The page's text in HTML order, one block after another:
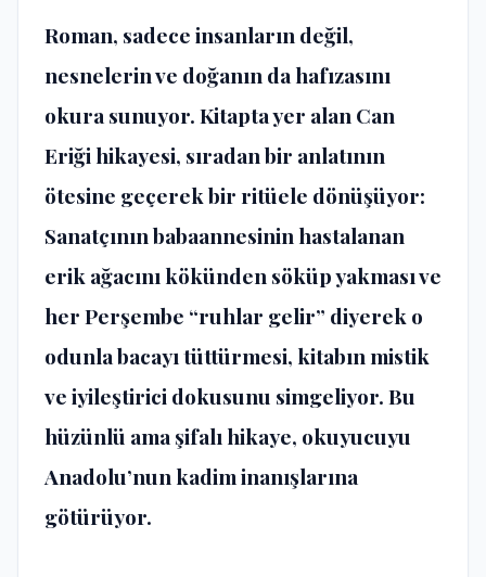
​Roman, sadece insanların değil,
nesnelerin ve doğanın da hafızasını
okura sunuyor. Kitapta yer alanCan
Eriğihikayesi, sıradan bir anlatının
ötesine geçerek bir ritüele dönüşüyor:
Sanatçının babaannesinin hastalanan
erik ağacını kökünden söküp yakması ve
her Perşembe “ruhlar gelir” diyerek o
odunla bacayı tüttürmesi, kitabın mistik
ve iyileştirici dokusunu simgeliyor. Bu
hüzünlü ama şifalı hikaye, okuyucuyu
Anadolu’nun kadim inanışlarına
götürüyor.